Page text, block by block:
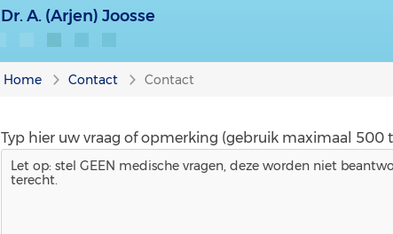
Dr. A. (Arjen) Joosse
Home Contact Contact
Typ hier uw vraag of opmerking (gebruik maximaal 500